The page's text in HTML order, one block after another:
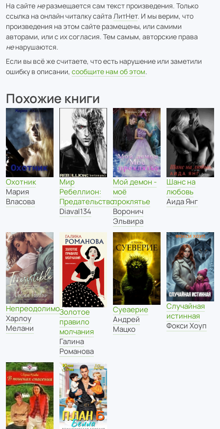
На сайте неразмещается сам текст произведения. Только
ссылка на онлайн читалку сайта ЛитНет. И мы верим, что
произведения на этом сайте размещены, или самими
авторами, или с их согласия. Тем самым, авторские права
ненарушаются.
Если вы всё же считаете, что есть нарушение или заметили
ошибку в описании, сообщите нам об этом.
Похожие книги
Охотник
Мария
Власова
Мир
Ребеллион:
Предательство.
Diaval134
Мой демон -
моё
проклятье
Воронич
Эльвира
Шанс на
любовь
Аида Янг
Непреодолимо
Харлоу
Мелани
Золотое
правило
молчания
Галина
Романова
Суеаерие
Андрей
Мацко
Случайная
истинная
Фокси Хоуп